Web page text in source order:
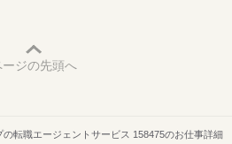
ージの先頭へ
の転職エージェントサービス 158475のお仕事詳細